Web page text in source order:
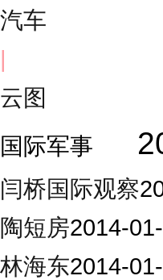
汽车
|
云图
国际军事
闫桥国际观察
陶短房2014-
林海东2014-